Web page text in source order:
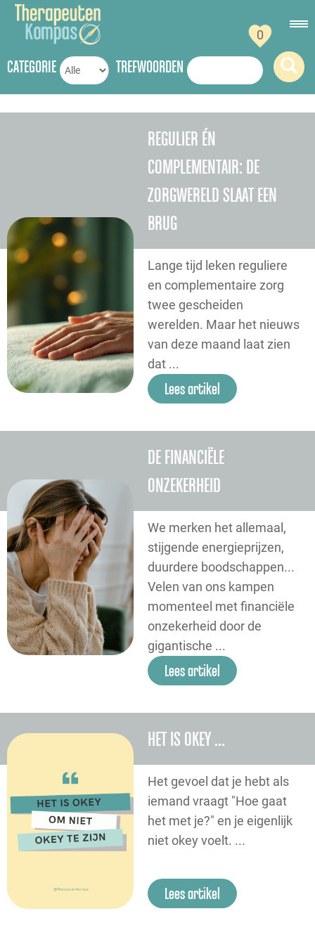
0
CATEGORIE TREFWOORDEN
REGULIER ÉN
COMPLEMENTAIR: DE
ZORGWERELD SLAAT EEN
BRUG
Lange tijd leken reguliere
en complementaire zorg
twee gescheiden
werelden. Maar het nieuws
van deze maand laat zien
dat ...
Lees artikel
DE FINANCIËLE
ONZEKERHEID
We merken het allemaal,
stijgende energieprijzen,
duurdere boodschappen...
Velen van ons kampen
momenteel met financiële
onzekerheid door de
gigantische ...
Lees artikel
HET IS OKEY ...
Het gevoel dat je hebt als
iemand vraagt "Hoe gaat
het met je?" en je eigenlijk
niet okey voelt. ...
Lees artikel